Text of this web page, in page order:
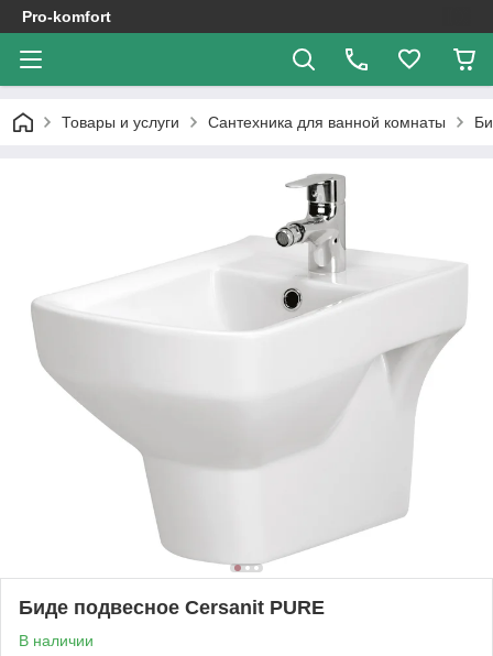
Pro-komfort
Товары и услуги Сантехника для ванной комнаты
Биде подвесное Cersanit PURE
В наличии